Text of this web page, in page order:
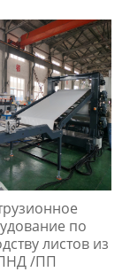
по
листов из
/ПП